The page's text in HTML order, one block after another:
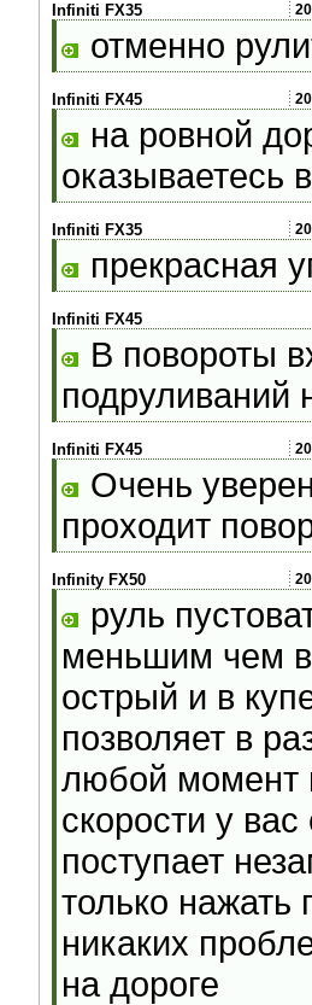
Infiniti FX35
отменно
Infiniti FX45
на ровной
оказываетесь
Infiniti FX35
прекрасная
Infiniti FX45
В повороты
подруливаний
Infiniti FX45
Очень
проходит
Infinity FX50
руль
меньшим чем в
острый и в
позволяет в
любой момент
скорости у
поступает
только нажать
никаких
на дороге